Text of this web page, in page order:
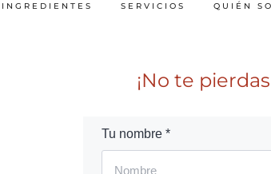
SERVICIOS QUIÉN
¡No te
Tu nombre *